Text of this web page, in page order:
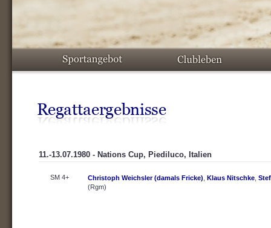
11.-13.07.1980 - Nations Cup, Piediluco, Italien
SM 4+ Christoph Weichsler (damals Fricke) Klaus Nitschke
(Rgm)